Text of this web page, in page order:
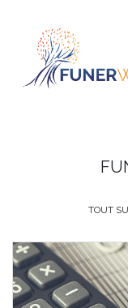
TOUT